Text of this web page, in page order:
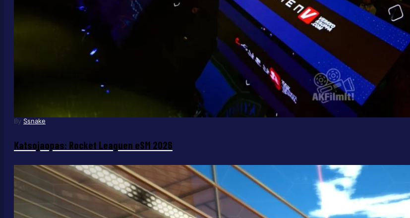
By Ssnake
Katsojaopas: Rocket Leaguen eSM 2026